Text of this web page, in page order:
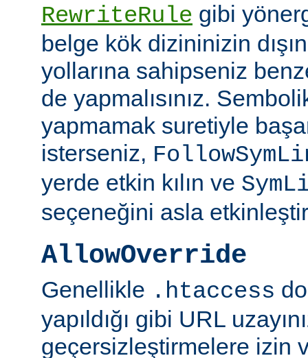
RewriteRule gibi
belge kök dizininizin
yollarına sahipseniz
de yapmalısınız.
yapmamak suretiyle
isterseniz,
yerde etkin kılın ve
seçeneğini asla
AllowOverride
Genellikle .htaccess
yapıldığı gibi URL
geçersizleştirmelere izin